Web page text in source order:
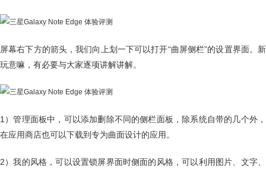
屏幕右下方的箭头，我们向上划一下可以打开“曲屏侧栏”的设置界面。新
玩意嘛，有必要与大家逐项讲解讲解。
1）管理面板中，可以添加删除不同的侧栏面板，除系统自带的几个外，
在应用商店也可以下载到专为曲面设计的应用。
2）我的风格，可以设置锁屏界面时侧面的风格，可以利用图片、文字、